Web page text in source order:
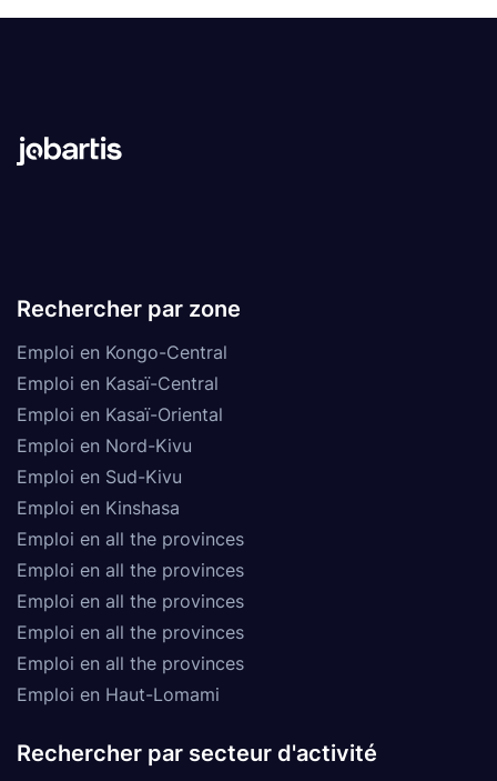
Rechercher par zone
Emploi en Kongo-Central
Emploi en Kasaï-Central
Emploi en Kasaï-Oriental
Emploi en Nord-Kivu
Emploi en Sud-Kivu
Emploi en Kinshasa
Emploi en all the provinces
Emploi en all the provinces
Emploi en all the provinces
Emploi en all the provinces
Emploi en all the provinces
Emploi en Haut-Lomami
Rechercher par secteur d'activité